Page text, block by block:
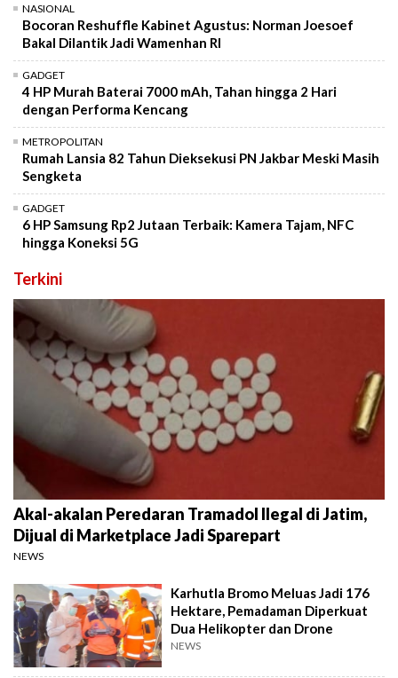
NASIONAL
Bocoran Reshuffle Kabinet Agustus: Norman Joesoef
Bakal Dilantik Jadi Wamenhan RI
GADGET
4 HP Murah Baterai 7000 mAh, Tahan hingga 2 Hari
dengan Performa Kencang
METROPOLITAN
Rumah Lansia 82 Tahun Dieksekusi PN Jakbar Meski Masih
Sengketa
GADGET
6 HP Samsung Rp2 Jutaan Terbaik: Kamera Tajam, NFC
hingga Koneksi 5G
Terkini
Akal-akalan Peredaran Tramadol Ilegal di Jatim,
Dijual di Marketplace Jadi Sparepart
NEWS
Karhutla Bromo Meluas Jadi 176
Hektare, Pemadaman Diperkuat
Dua Helikopter dan Drone
NEWS